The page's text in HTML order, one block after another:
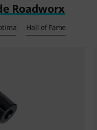
Roadworx
Hall of Fame